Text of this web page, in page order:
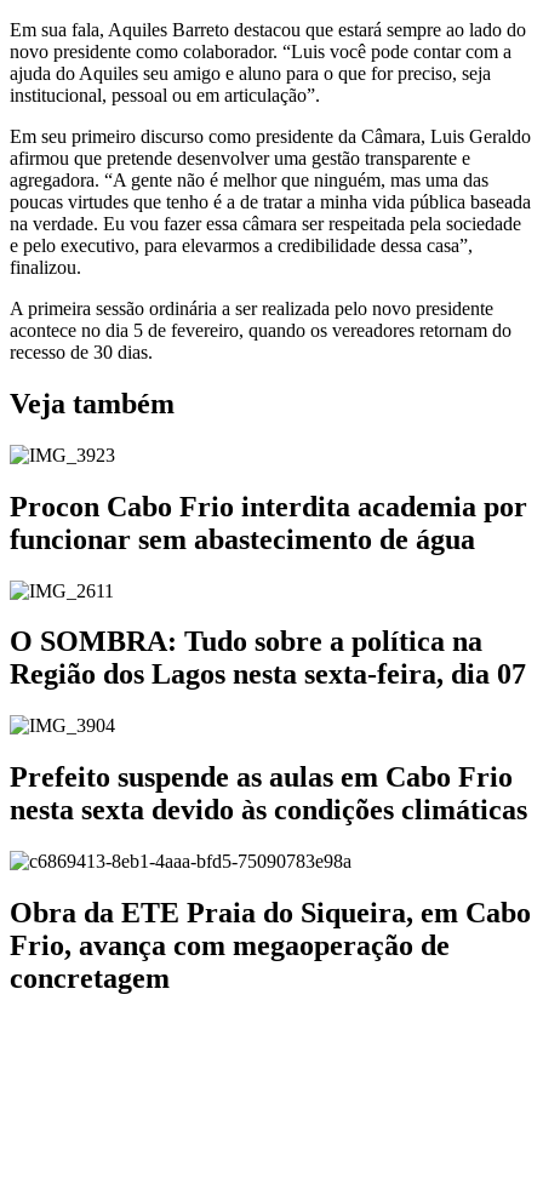
Em sua fala, Aquiles Barreto destacou que estará sempre ao lado do
novo presidente como colaborador. “Luis você pode contar com a
ajuda do Aquiles seu amigo e aluno para o que for preciso, seja
institucional, pessoal ou em articulação”.
Em seu primeiro discurso como presidente da Câmara, Luis Geraldo
afirmou que pretende desenvolver uma gestão transparente e
agregadora. “A gente não é melhor que ninguém, mas uma das
poucas virtudes que tenho é a de tratar a minha vida pública baseada
na verdade. Eu vou fazer essa câmara ser respeitada pela sociedade
e pelo executivo, para elevarmos a credibilidade dessa casa”,
finalizou.
A primeira sessão ordinária a ser realizada pelo novo presidente
acontece no dia 5 de fevereiro, quando os vereadores retornam do
recesso de 30 dias.
Veja também
Procon Cabo Frio interdita academia por
funcionar sem abastecimento de água
O SOMBRA: Tudo sobre a política na
Região dos Lagos nesta sexta-feira, dia 07
Prefeito suspende as aulas em Cabo Frio
nesta sexta devido às condições climáticas
Obra da ETE Praia do Siqueira, em Cabo
Frio, avança com megaoperação de
concretagem